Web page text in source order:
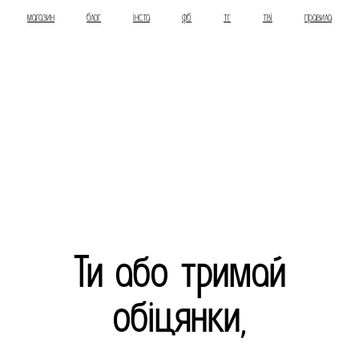
магазин блог інста фб тг тві правила
Ти або тримай
обіцянки,